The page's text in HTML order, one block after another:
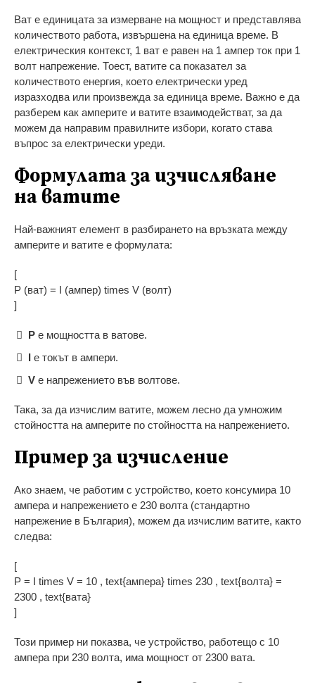
Ват е единицата за измерване на мощност и представлява
количеството работа, извършена на единица време. В
електрическия контекст, 1 ват е равен на 1 ампер ток при 1
волт напрежение. Тоест, ватите са показател за
количеството енергия, което електрически уред
изразходва или произвежда за единица време. Важно е да
разберем как амперите и ватите взаимодействат, за да
можем да направим правилните избори, когато става
въпрос за електрически уреди.
Формулата за изчисляване
на ватите
Най-важният елемент в разбирането на връзката между
амперите и ватите е формулата:
[
P (ват) = I (ампер) times V (волт)
]
P е мощността в ватове.
I е токът в ампери.
V е напрежението във волтове.
Така, за да изчислим ватите, можем лесно да умножим
стойността на амперите по стойността на напрежението.
Пример за изчисление
Ако знаем, че работим с устройство, което консумира 10
ампера и напрежението е 230 волта (стандартно
напрежение в България), можем да изчислим ватите, както
следва:
[
P = I times V = 10 , text{ампера} times 230 , text{волта} =
2300 , text{вата}
]
Този пример ни показва, че устройство, работещо с 10
ампера при 230 волта, има мощност от 2300 вата.